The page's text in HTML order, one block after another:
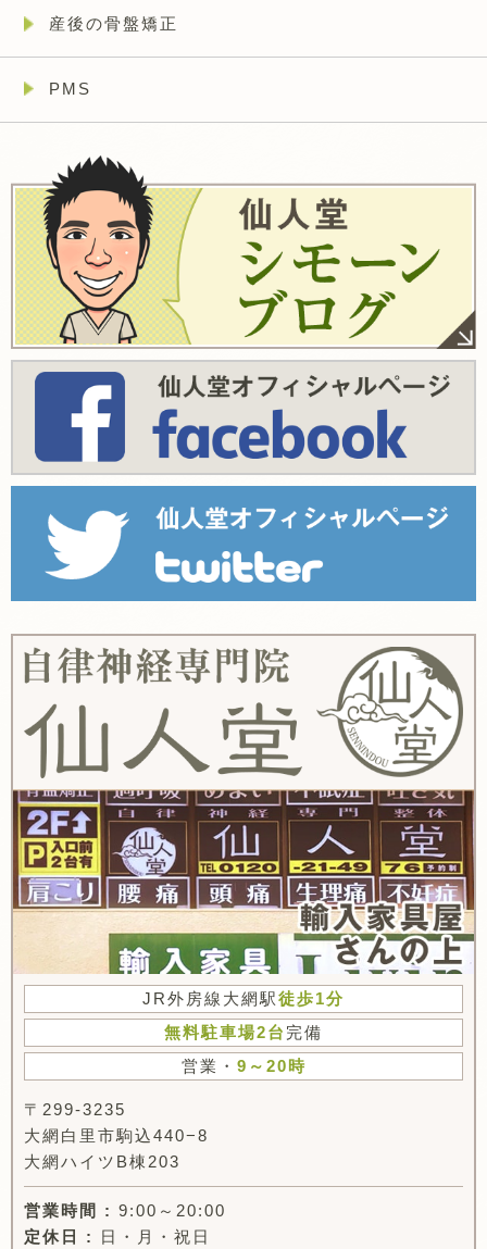
産後の骨盤矯正
PMS
JR外房線大網駅徒歩1分
無料駐車場2台 完備
営業・ 9～20時
〒299-3235
大網白里市駒込440−8
大網ハイツB棟203
営業時間 : 9:00～20:00
定休日 :
日・月・祝日